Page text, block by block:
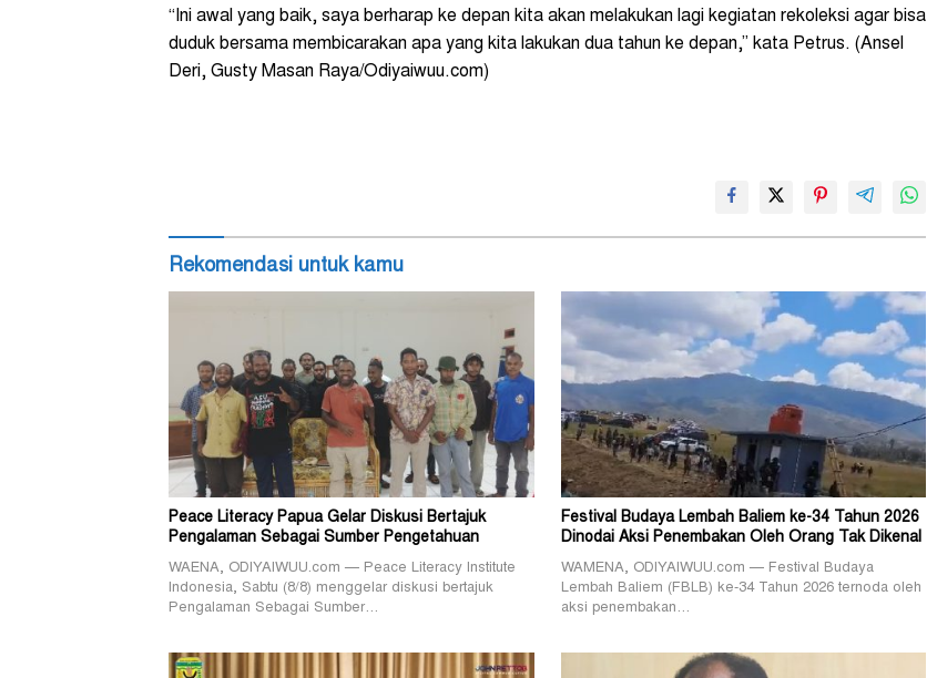
“Ini awal yang baik, saya berharap ke depan kita akan melakukan lagi kegiatan rekoleksi agar bisa
duduk bersama membicarakan apa yang kita lakukan dua tahun ke depan,” kata Petrus. (Ansel
Deri, Gusty Masan Raya/Odiyaiwuu.com)
Rekomendasi untuk kamu
Peace Literacy Papua Gelar Diskusi Bertajuk
Pengalaman Sebagai Sumber Pengetahuan
WAENA, ODIYAIWUU.com — Peace Literacy Institute
Indonesia, Sabtu (8/8) menggelar diskusi bertajuk
Pengalaman Sebagai Sumber…
Festival Budaya Lembah Baliem ke-34 Tahun 2026
Dinodai Aksi Penembakan Oleh Orang Tak Dikenal
WAMENA, ODIYAIWUU.com — Festival Budaya
Lembah Baliem (FBLB) ke-34 Tahun 2026 ternoda oleh
aksi penembakan…